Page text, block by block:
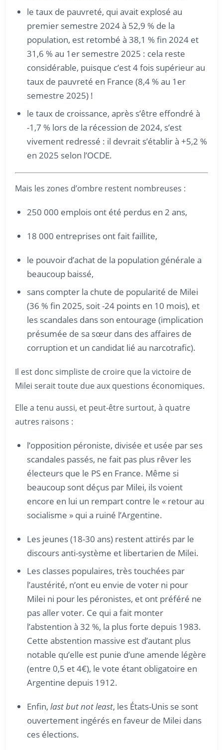
le taux de pauvreté, qui avait explosé au
premier semestre 2024 à 52,9 % de la
population, est retombé à 38,1 % fin 2024 et
31,6 % au 1er semestre 2025 : cela reste
considérable, puisque c’est 4 fois supérieur au
taux de pauvreté en France (8,4 % au 1er
semestre 2025) !
le taux de croissance, après s’être effondré à
-1,7 % lors de la récession de 2024, s’est
vivement redressé : il devrait s’établir à +5,2 %
en 2025 selon l’OCDE.
Mais les zones d’ombre restent nombreuses :
250 000 emplois ont été perdus en 2 ans,
18 000 entreprises ont fait faillite,
le pouvoir d’achat de la population générale a
beaucoup baissé,
sans compter la chute de popularité de Milei
(36 % fin 2025, soit -24 points en 10 mois), et
les scandales dans son entourage (implication
présumée de sa sœur dans des affaires de
corruption et un candidat lié au narcotrafic).
Il est donc simpliste de croire que la victoire de
Milei serait toute due aux questions économiques.
Elle a tenu aussi, et peut-être surtout, à quatre
autres raisons :
l’opposition péroniste, divisée et usée par ses
scandales passés, ne fait pas plus rêver les
électeurs que le PS en France. Même si
beaucoup sont déçus par Milei, ils voient
encore en lui un rempart contre le « retour au
socialisme » qui a ruiné l’Argentine.
Les jeunes (18-30 ans) restent attirés par le
discours anti-système et libertarien de Milei.
Les classes populaires, très touchées par
l’austérité, n’ont eu envie de voter ni pour
Milei ni pour les péronistes, et ont préféré ne
pas aller voter. Ce qui a fait monter
l’abstention à 32 %, la plus forte depuis 1983.
Cette abstention massive est d’autant plus
notable qu’elle est punie d’une amende légère
(entre 0,5 et 4€), le vote étant obligatoire en
Argentine depuis 1912.
Enfin, last but not least, les États-Unis se sont
ouvertement ingérés en faveur de Milei dans
ces élections.